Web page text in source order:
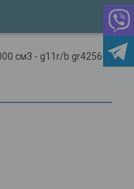
см3 - g11r/b gr42560